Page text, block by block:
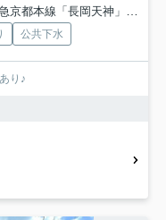
京都本線「長岡天神」駅 徒歩9分
公共下水
り♪